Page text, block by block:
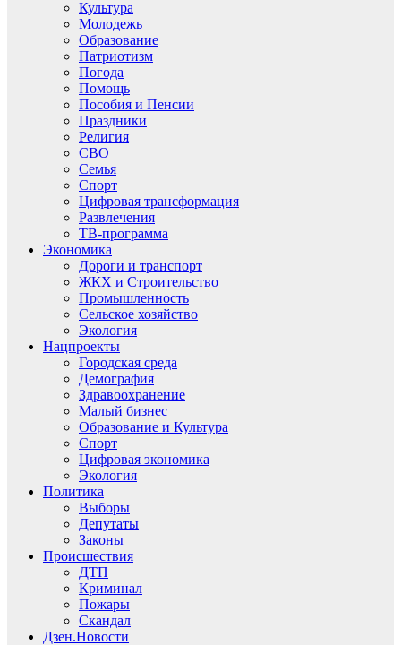
Культура
Молодежь
Образование
Патриотизм
Погода
Помощь
Пособия и Пенсии
Праздники
Религия
СВО
Семья
Спорт
Цифровая трансформация
Развлечения
ТВ-программа
Экономика
Дороги и транспорт
ЖКХ и Строительство
Промышленность
Сельское хозяйство
Экология
Нацпроекты
Городская среда
Демография
Здравоохранение
Малый бизнес
Образование и Культура
Спорт
Цифровая экономика
Экология
Политика
Выборы
Депутаты
Законы
Происшествия
ДТП
Криминал
Пожары
Скандал
Дзен.Новости